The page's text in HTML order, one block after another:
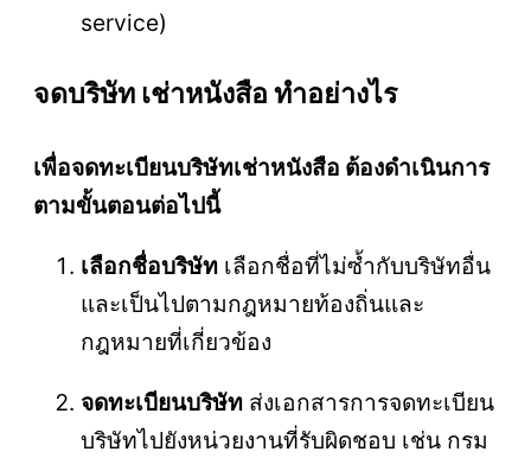
service)
จดบริษัท เช่าหนังสือ ทำอย่างไร
เพื่อจดทะเบียนบริษัทเช่าหนังสือ ต้องดำเนินการ
ตามขั้นตอนต่อไปนี้
เลือกชื่อบริษัท เลือกชื่อที่ไม่ซ้ำกับบริษัทอื่น
และเป็นไปตามกฎหมายท้องถิ่นและ
กฎหมายที่เกี่ยวข้อง
จดทะเบียนบริษัท ส่งเอกสารการจดทะเบียน
บริษัทไปยังหน่วยงานที่รับผิดชอบ เช่น กรม